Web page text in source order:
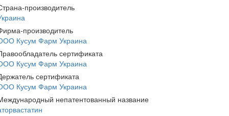
производитель
производитель
Кусум Фарм Украина
сертификата
Кусум Фарм Украина
сертификата
Кусум Фарм Украина
непатентованный название